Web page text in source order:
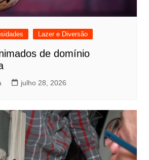
Lazer e Diversão
de domínio
julho 28, 2026